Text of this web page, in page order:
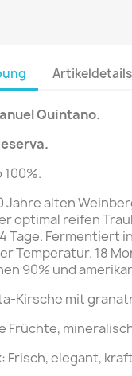
Artikeldetails
Quintano.
.
Jahre alten
optimal reifen
Tage. Fermentiert
Temperatur. 18
90% und
Kirsche mit
Früchte,
Frisch, elegant,